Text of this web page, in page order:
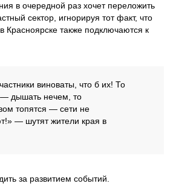
в очередной раз хочет переложить
сектор, игнорируя тот факт, что
Красноярске также подключаются к
виноваты, что б их! То
— дышать нечем, то
топятся — сети не
— шутят жители края в
за развитием событий.